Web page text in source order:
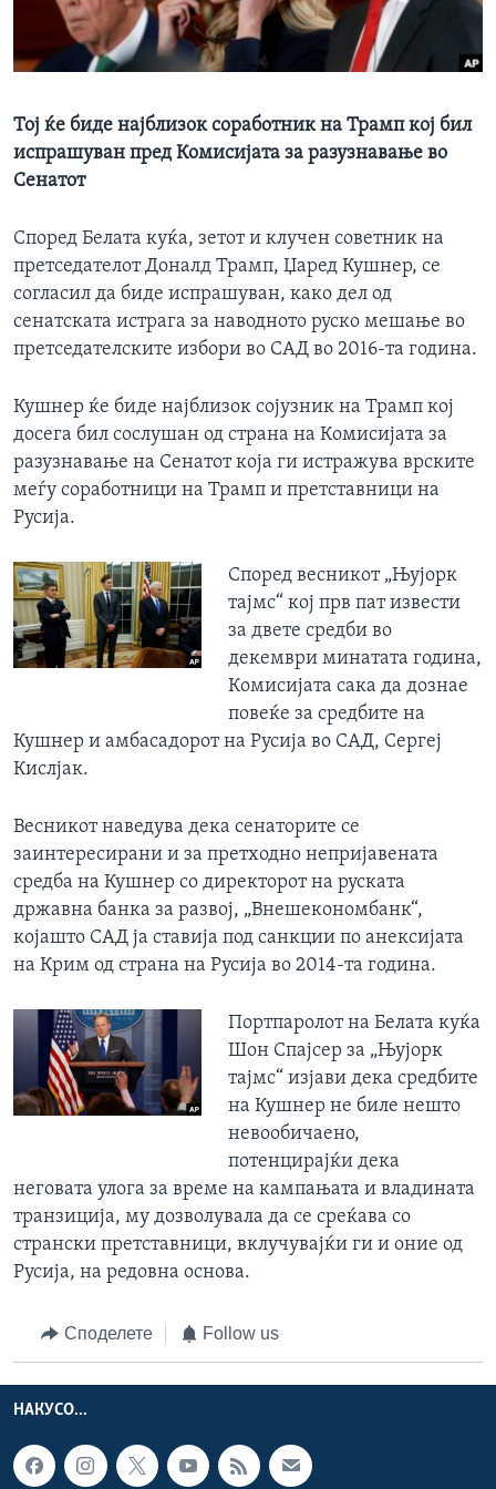
ИНТЕРВЈУА
Јазици
Тој ќе биде најблизок соработник на Трамп кој бил
испрашуван пред Комисијата за разузнавање во
Сенатот
Според Белата куќа, зетот и клучен советник на
претседателот Доналд Трамп, Џаред Кушнер, се
согласил да биде испрашуван, како дел од
сенатската истрага за наводното руско мешање во
претседателските избори во САД во 2016-та година.
Кушнер ќе биде најблизок сојузник на Трамп кој
досега бил сослушан од страна на Комисијата за
разузнавање на Сенатот која ги истражува врските
меѓу соработници на Трамп и претставници на
Русија.
Според весникот „Њујорк
тајмс“ кој прв пат извести
за двете средби во
декември минатата година,
Комисијата сака да дознае
повеќе за средбите на
Кушнер и амбасадорот на Русија во САД, Сергеј
Кислјак.
Весникот наведува дека сенаторите се
заинтересирани и за претходно непријавената
средба на Кушнер со директорот на руската
државна банка за развој, „Внешекономбанк“,
којашто САД ја ставија под санкции по анексијата
на Крим од страна на Русија во 2014-та година.
Портпаролот на Белата куќа
Шон Спајсер за „Њујорк
тајмс“ изјави дека средбите
на Кушнер не биле нешто
невообичаено,
потенцирајќи дека
неговата улога за време на кампањата и владината
транзиција, му дозволувала да се среќава со
странски претставници, вклучувајќи ги и оние од
Русија, на редовна основа.
Споделете Follow us
НАКУСО...